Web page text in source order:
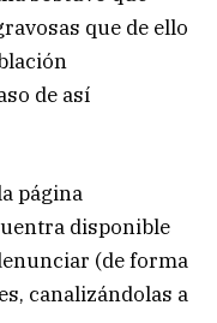
que de ello
de así
página
disponible
(de forma
canalizándolas a